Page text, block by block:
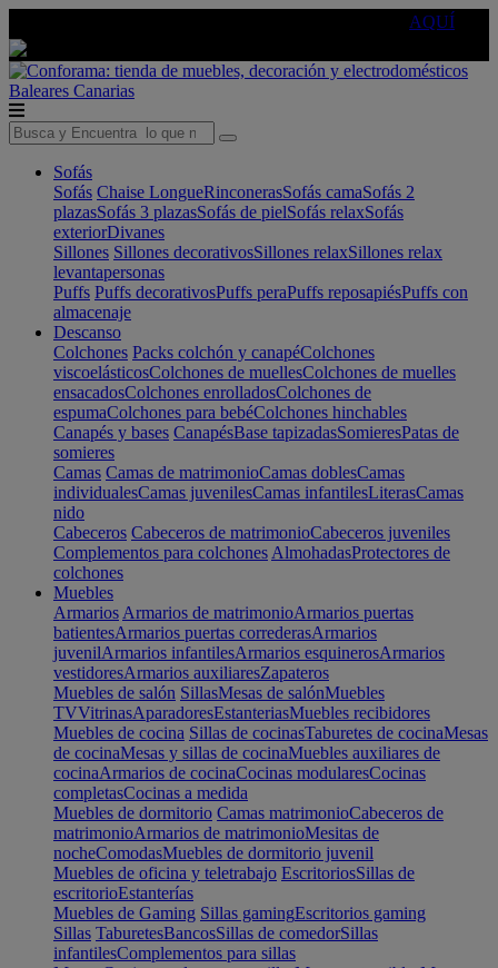
AQUÍ
Baleares Canarias
Sofás
Sofás Chaise LongueRinconerasSofás camaSofás 2
plazasSofás 3 plazasSofás de pielSofás relaxSofás
exteriorDivanes
Sillones Sillones decorativosSillones relaxSillones relax
levantapersonas
Puffs Puffs decorativosPuffs peraPuffs reposapiésPuffs con
almacenaje
Descanso
Colchones Packs colchón y canapéColchones
viscoelásticosColchones de muellesColchones de muelles
ensacadosColchones enrolladosColchones de
espumaColchones para bebéColchones hinchables
Canapés y bases CanapésBase tapizadasSomieresPatas de
somieres
Camas Camas de matrimonioCamas doblesCamas
individualesCamas juvenilesCamas infantilesLiterasCamas
nido
Cabeceros Cabeceros de matrimonioCabeceros juveniles
Complementos para colchones AlmohadasProtectores de
colchones
Muebles
Armarios Armarios de matrimonioArmarios puertas
batientesArmarios puertas correderasArmarios
juvenilArmarios infantilesArmarios esquinerosArmarios
vestidoresArmarios auxiliaresZapateros
Muebles de salón SillasMesas de salónMuebles
TVVitrinasAparadoresEstanteriasMuebles recibidores
Muebles de cocina Sillas de cocinasTaburetes de cocinaMesas
de cocinaMesas y sillas de cocinaMuebles auxiliares de
cocinaArmarios de cocinaCocinas modularesCocinas
completasCocinas a medida
Muebles de dormitorio Camas matrimonioCabeceros de
matrimonioArmarios de matrimonioMesitas de
nocheComodasMuebles de dormitorio juvenil
Muebles de oficina y teletrabajo EscritoriosSillas de
escritorioEstanterías
Muebles de Gaming Sillas gamingEscritorios gaming
Sillas TaburetesBancosSillas de comedorSillas
infantilesComplementos para sillas